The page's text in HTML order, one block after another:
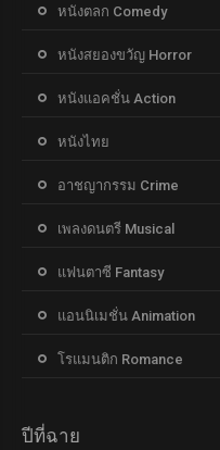
หนังตลก Comedy
หนังสยองขวัญ Horror
หนังแอคชั่น Action
หนังไทย
อาชญากรรม Crime
เพลงดนตรี Musical
แฟนตาซี Fantasy
แอนนิเมชั่น Animation
โรแมนติก Romance
ปีที่ฉาย